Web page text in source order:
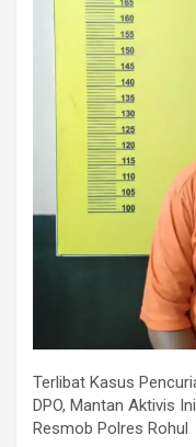
Terlibat Kasus
DPO, Mantan Aktivis
Resmob Polres Rohul